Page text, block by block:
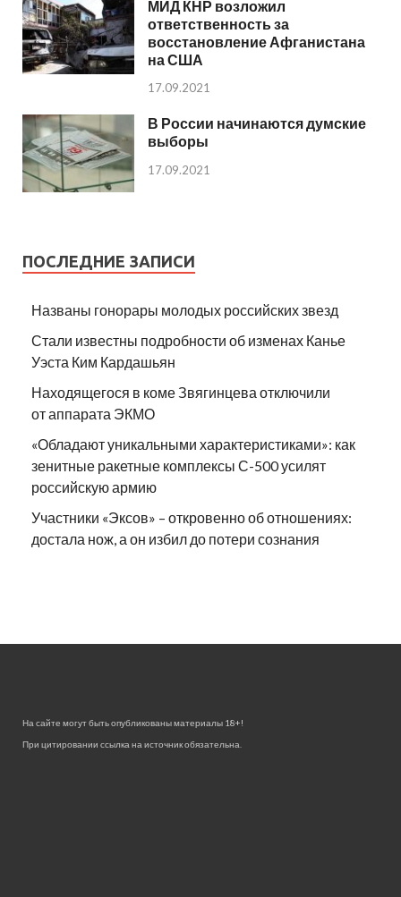
МИД КНР возложил
ответственность за
восстановление Афганистана
на США
17.09.2021
В России начинаются думские
выборы
17.09.2021
ПОСЛЕДНИЕ ЗАПИСИ
Названы гонорары молодых российских звезд
Стали известны подробности об изменах Канье
Уэста Ким Кардашьян
Находящегося в коме Звягинцева отключили
от аппарата ЭКМО
«Обладают уникальными характеристиками»: как
зенитные ракетные комплексы С-500 усилят
российскую армию
Участники «Эксов» – откровенно об отношениях:
достала нож, а он избил до потери сознания
На сайте могут быть опубликованы материалы 18+!
При цитировании ссылка на источник обязательна.